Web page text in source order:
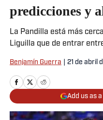
predicciones y
La Pandilla está más
Liguilla que de entrar
Benjamín Guerra 21 de abril
Add us as